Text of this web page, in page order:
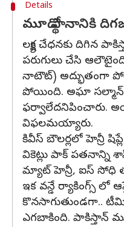
Details
మూడో స్థానానికి
లక్ష్య చేధనకు దిగిన
పరుగులు చేసి
నాటౌట్) అద్భుతంగా
పోయింది. అఘా సల్మాన్
ఫర్వాలేదనిపించారు.
విఫలమయ్యారు.
కివీస్ బౌలర్లలో హెన్రీ
వికెట్లు పాక్ పతనాన్ని
మ్యాట్ హెన్రీ, ఐస్ సోధి
ఇక వన్డే ర్యాకింగ్స్ లో
కొనసాగుతుండగా..
ఎగబాకింది. పాకిస్తాన్